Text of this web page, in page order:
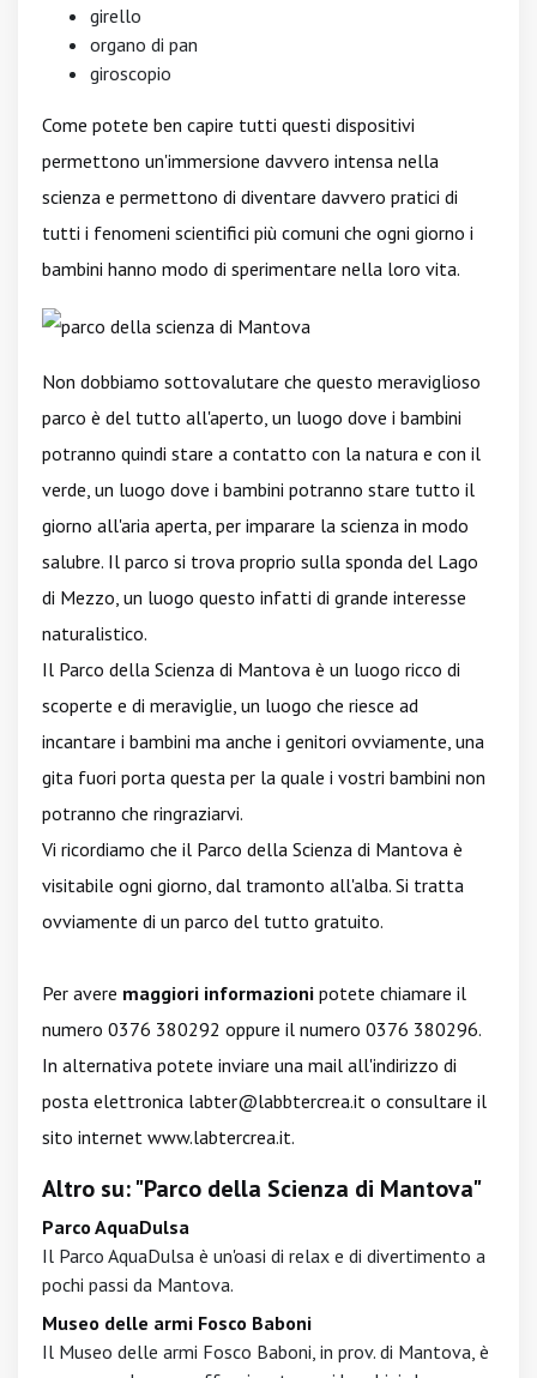
girello
organo di pan
giroscopio
Come potete ben capire tutti questi dispositivi
permettono un'immersione davvero intensa nella
scienza e permettono di diventare davvero pratici di
tutti i fenomeni scientifici più comuni che ogni giorno i
bambini hanno modo di sperimentare nella loro vita.
Non dobbiamo sottovalutare che questo meraviglioso
parco è del tutto all'aperto, un luogo dove i bambini
potranno quindi stare a contatto con la natura e con il
verde, un luogo dove i bambini potranno stare tutto il
giorno all'aria aperta, per imparare la scienza in modo
salubre. Il parco si trova proprio sulla sponda del Lago
di Mezzo, un luogo questo infatti di grande interesse
naturalistico.
Il Parco della Scienza di Mantova è un luogo ricco di
scoperte e di meraviglie, un luogo che riesce ad
incantare i bambini ma anche i genitori ovviamente, una
gita fuori porta questa per la quale i vostri bambini non
potranno che ringraziarvi.
Vi ricordiamo che il Parco della Scienza di Mantova è
visitabile ogni giorno, dal tramonto all'alba. Si tratta
ovviamente di un parco del tutto gratuito.
Per avere maggiori informazioni potete chiamare il
numero 0376 380292 oppure il numero 0376 380296.
In alternativa potete inviare una mail all'indirizzo di
posta elettronica labter@labbtercrea.it o consultare il
sito internet www.labtercrea.it.
Altro su: "Parco della Scienza di Mantova"
Parco AquaDulsa
Il Parco AquaDulsa è un'oasi di relax e di divertimento a
pochi passi da Mantova.
Museo delle armi Fosco Baboni
Il Museo delle armi Fosco Baboni, in prov. di Mantova, è